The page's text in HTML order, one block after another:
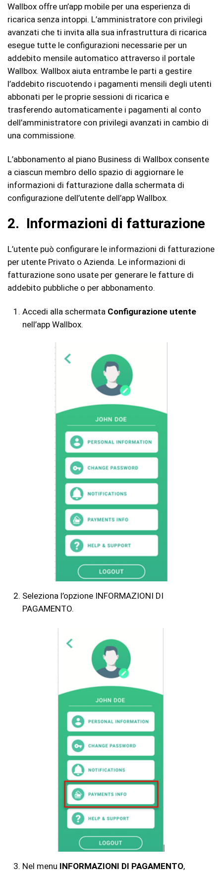
Wallbox offre un’app mobile per una esperienza di
ricarica senza intoppi. L’amministratore con privilegi
avanzati che ti invita alla sua infrastruttura di ricarica
esegue tutte le configurazioni necessarie per un
addebito mensile automatico attraverso il portale
Wallbox. Wallbox aiuta entrambe le parti a gestire
l’addebito riscuotendo i pagamenti mensili degli utenti
abbonati per le proprie sessioni di ricarica e
trasferendo automaticamente i pagamenti al conto
dell’amministratore con privilegi avanzati in cambio di
una commissione.
L’abbonamento al piano Business di Wallbox consente
a ciascun membro dello spazio di aggiornare le
informazioni di fatturazione dalla schermata di
configurazione dell’utente dell’app Wallbox.
2. Informazioni di fatturazione
L’utente può configurare le informazioni di fatturazione
per utente Privato o Azienda. Le informazioni di
fatturazione sono usate per generare le fatture di
addebito pubbliche o per abbonamento.
Accedi alla schermata Configurazione utente
nell’app Wallbox.
Seleziona l’opzione INFORMAZIONI DI
PAGAMENTO.
Nel menu INFORMAZIONI DI PAGAMENTO,